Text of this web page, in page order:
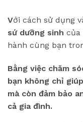
Với cách sử dụng
sứ dưỡng sinh của
hành cùng bạn
Bằng việc chăm
bạn không chỉ
mà còn đảm bảo
cả gia đình.